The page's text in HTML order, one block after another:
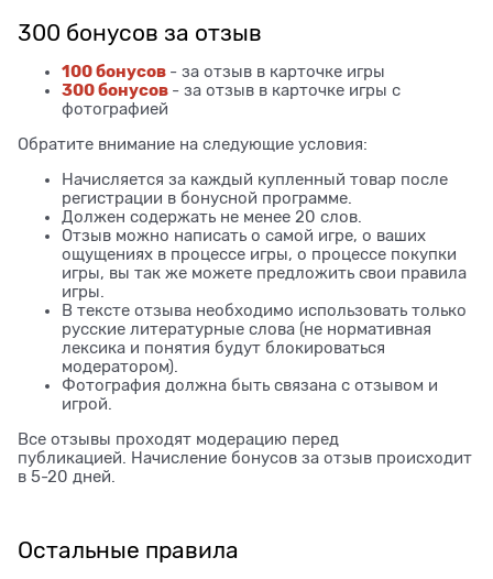
300 бонусов за отзыв
100 бонусов - за отзыв в карточке игры
300 бонусов - за отзыв в карточке игры с
фотографией
Обратите внимание на следующие условия:
Начисляется за каждый купленный товар после
регистрации в бонусной программе.
Должен содержать не менее 20 слов.
Отзыв можно написать о самой игре, о ваших
ощущениях в процессе игры, о процессе покупки
игры, вы так же можете предложить свои правила
игры.
В тексте отзыва необходимо использовать только
русские литературные слова (не нормативная
лексика и понятия будут блокироваться
модератором).
Фотография должна быть связана с отзывом и
игрой.
Все отзывы проходят модерацию перед
публикацией. Начисление бонусов за отзыв происходит
в 5-20 дней.
Остальные правила